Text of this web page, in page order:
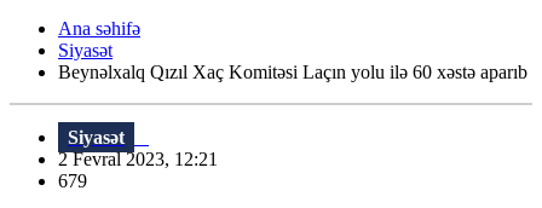
Ana səhifə
Siyasət
Beynəlxalq Qızıl Xaç Komitəsi Laçın yolu ilə 60 xəstə aparıb
Siyasət
2 Fevral 2023, 12:21
679